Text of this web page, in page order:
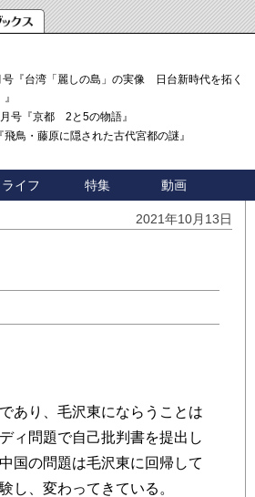
『台湾「麗しの島」の実像 日台新時代を拓く「3
号『京都 2と5の物語』
飛鳥・藤原に隠された古代宮都の謎』
ライフ 特集 動画
2021年10月13日
あり、毛沢東にならうことは
ィ問題で自己批判書を提出し
国の問題は毛沢東に回帰して
し、変わってきている。